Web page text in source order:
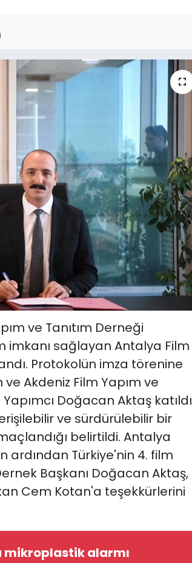
ve Tanıtım Derneği
imkanı sağlayan Antalya Film
Protokolün imza törenine
Akdeniz Film Yapım ve
Doğacan Aktaş
ve sürdürülebilir bir
belirtildi. Antalya
ardından Türkiye'nin 4. film
Başkanı Doğacan Aktaş,
Cem Kotan'a teşekkürlerini
mikroplastik alarmı